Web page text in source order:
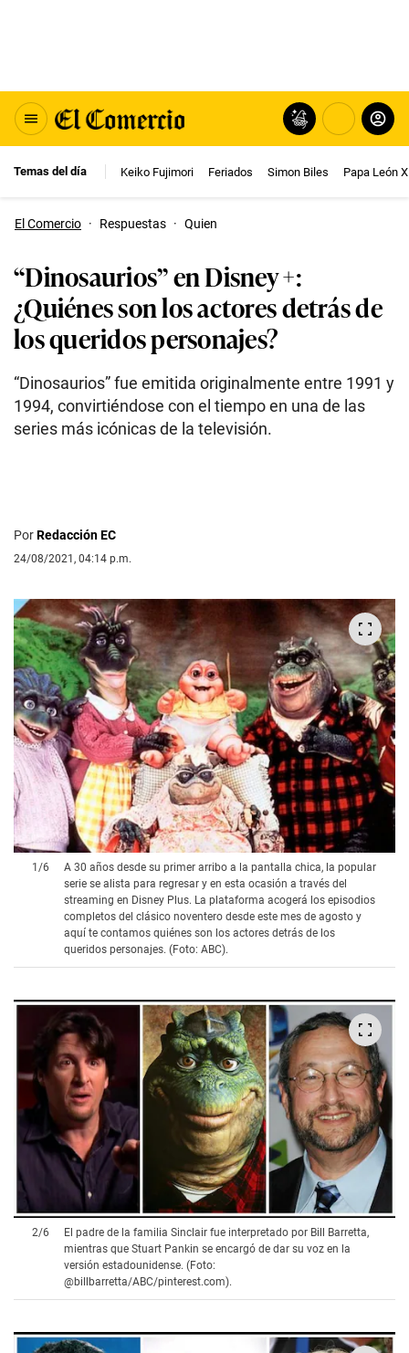
Temas del día Keiko Fujimori Feriados Simon Biles Papa León
El Comercio · Respuestas · Quien
“Dinosaurios” en Disney +:
¿Quiénes son los actores detrás de
los queridos personajes?
“Dinosaurios” fue emitida originalmente entre 1991 y
1994, convirtiéndose con el tiempo en una de las
series más icónicas de la televisión.
PorRedacción EC
24/08/2021, 04:14 p.m.
1/6
A 30 años desde su primer arribo a la pantalla chica, la popular
serie se alista para regresar y en esta ocasión a través del
streaming en Disney Plus. La plataforma acogerá los episodios
completos del clásico noventero desde este mes de agosto y
aquí te contamos quiénes son los actores detrás de los
queridos personajes. (Foto: ABC).
2/6
El padre de la familia Sinclair fue interpretado por Bill Barretta,
mientras que Stuart Pankin se encargó de dar su voz en la
versión estadounidense. (Foto:
@billbarretta/ABC/pinterest.com).